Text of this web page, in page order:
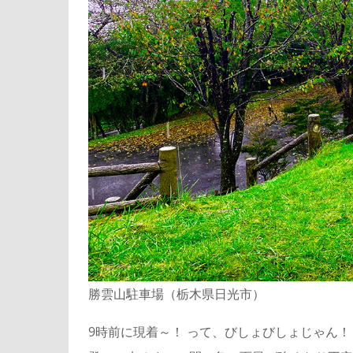
勝雲山駐車場（栃木県日光市）
9時前に現着～！ って、びしょびしょじゃん